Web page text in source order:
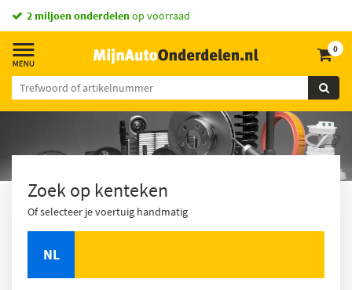
2 miljoen onderdelenop voorraad
0
Zoek op kenteken
Of selecteer je voertuig handmatig
NL